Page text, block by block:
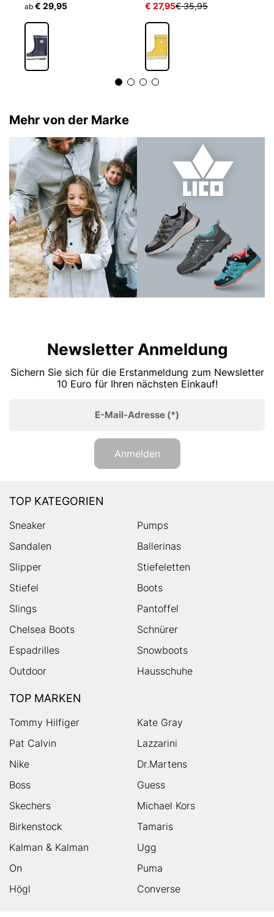
ab € 29,95 € 27,95€ 35,95
Mehr von der Marke
Newsletter Anmeldung
Sichern Sie sich für die Erstanmeldung zum Newsletter
10 Euro für Ihren nächsten Einkauf!
E-Mail-Adresse (*)
Anmelden
TOP KATEGORIEN
Sneaker
Pumps
Sandalen
Ballerinas
Slipper
Stiefeletten
Stiefel
Boots
Slings
Pantoffel
Chelsea Boots
Schnürer
Espadrilles
Snowboots
Outdoor
Hausschuhe
TOP MARKEN
Tommy Hilfiger
Kate Gray
Pat Calvin
Lazzarini
Nike
Dr.Martens
Boss
Guess
Skechers
Michael Kors
Birkenstock
Tamaris
Kalman & Kalman
Ugg
On
Puma
Högl
Converse